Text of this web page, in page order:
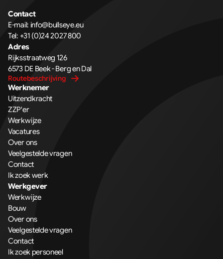
Contact
E-mail: info@bullseye.eu
Tel: +31 (0)24 2027 800
Adres
Rijksstraatweg 126
6573 DE Beek - Berg en Dal
Routebeschrijving
Werknemer
Uitzendkracht
ZZP'er
Werkwijze
Vacatures
Over ons
Veelgestelde vragen
Contact
Ik zoek werk
Werkgever
Werkwijze
Bouw
Over ons
Veelgestelde vragen
Contact
Ik zoek personeel